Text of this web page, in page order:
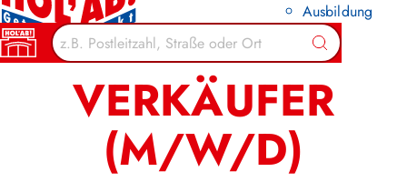
Ausbildung
Suchen
Zurück zur Übersicht
VERKÄUFER
(M/W/D)